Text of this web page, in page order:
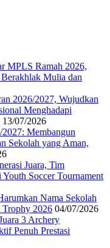
MPLS Ramah 2026,
Mulia dan
2026/2027, Wujudkan
Menghadapi
13/07/2026
Membangun
Sekolah yang Aman,
Juara, Tim
Soccer Tournament
Nama Sekolah
2026 04/07/2026
3 Archery
Penuh Prestasi